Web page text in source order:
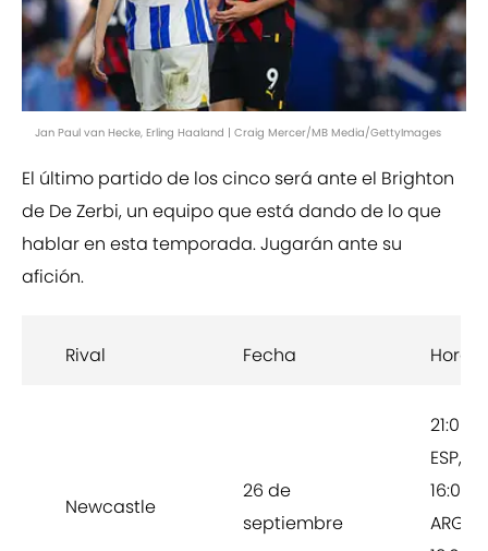
Jan Paul van Hecke, Erling Haaland | Craig Mercer/MB Media/GettyImages
El último partido de los cinco será ante el Brighton
de De Zerbi, un equipo que está dando de lo que
hablar en esta temporada. Jugarán ante su
afición.
Rival Fecha
Newcastle
26 de
septiembre
21:00
ESP,
16:00
ARG,